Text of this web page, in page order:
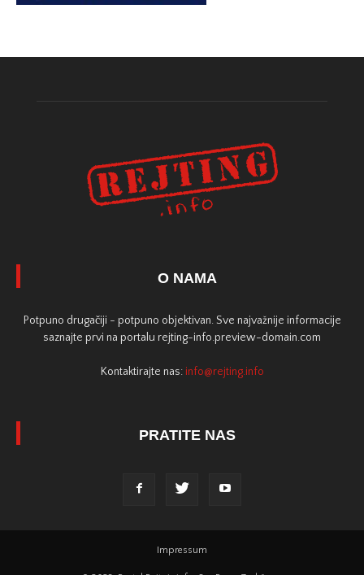
O NAMA
Potpuno drugačiji - potpuno objektivan. Sve najvažnije informacije
saznajte prvi na portalu rejting-info.preview-domain.com
Kontaktirajte nas: info@rejting.info
PRATITE NAS
Impressum